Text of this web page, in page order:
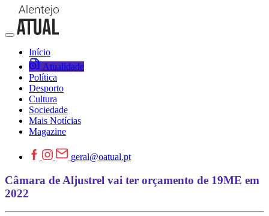
Início
Atualidade
Política
Desporto
Cultura
Sociedade
Mais Notícias
Magazine
geral@oatual.pt
Câmara de Aljustrel vai ter orçamento de 19ME em
2022